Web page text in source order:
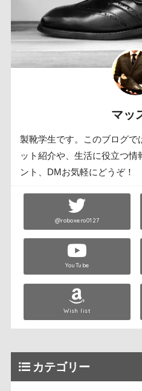
マッ
製靴学生です。このブログで
ット紹介や、生活に役立つ情
ント、DMお気軽にどうぞ！
@roboxero0127
YouTube
Wish list
カテゴリー